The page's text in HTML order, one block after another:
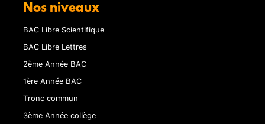
Nos niveaux
BAC Libre Scientifique
BAC Libre Lettres
2ème Année BAC
1ère Année BAC
Tronc commun
3ème Année collège